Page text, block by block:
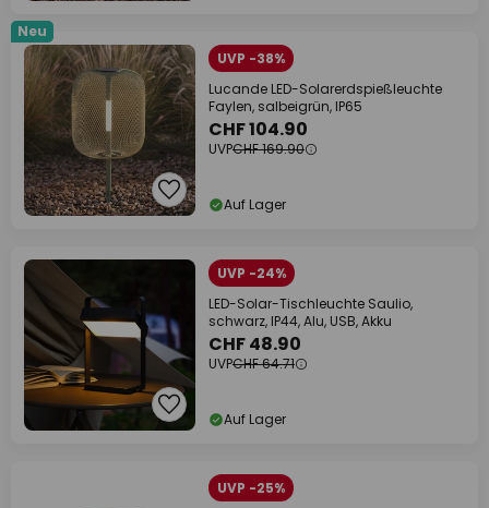
Neu
UVP -38%
Lucande LED-Solarerdspießleuchte
Faylen, salbeigrün, IP65
CHF 104.90
UVPCHF 169.90
Auf Lager
UVP -24%
LED-Solar-Tischleuchte Saulio,
schwarz, IP44, Alu, USB, Akku
CHF 48.90
UVPCHF 64.71
Auf Lager
UVP -25%